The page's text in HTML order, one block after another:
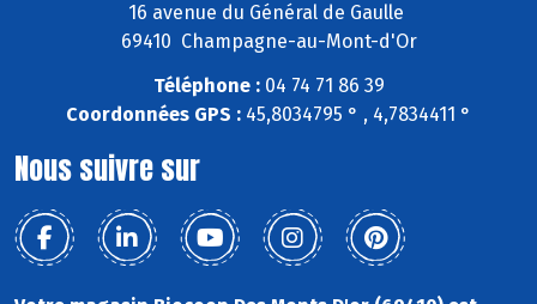
16 avenue du Général de Gaulle
69410 Champagne-au-Mont-d'Or
Téléphone :04 74 71 86 39
Coordonnées GPS : 45,8034795 ° , 4,7834411 °
Nous suivre sur